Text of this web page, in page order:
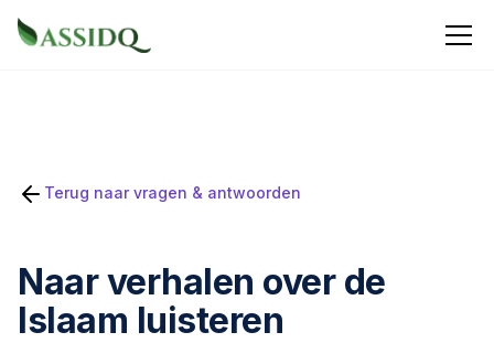
Terug naar vragen & antwoorden
Naar verhalen over de
Islaam luisteren